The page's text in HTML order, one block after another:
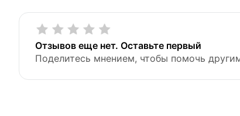
Отзывов еще нет. Оставьте первый
Поделитесь мнением, чтобы помочь